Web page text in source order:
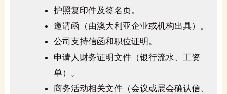
护照复印件及签名页。
邀请函（由澳大利亚企业或机构出具）。
公司支持信函和职位证明。
申请人财务证明文件（银行流水、工资
单）。
商务活动相关文件（会议或展会确认信、